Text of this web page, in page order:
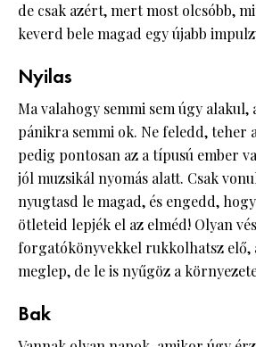
de csak azért, mert most olcsóbb,
keverd bele magad egy újabb
Nyilas
Ma valahogy semmi sem úgy
pánikra semmi ok. Ne feledd, teher
pedig pontosan az a típusú ember
jól muzsikál nyomás alatt. Csak
nyugtasd le magad, és engedd,
ötleteid lepjék el az elméd! Olyan
forgatókönyvekkel rukkolhatsz elő,
meglep, de le is nyűgöz a
Bak